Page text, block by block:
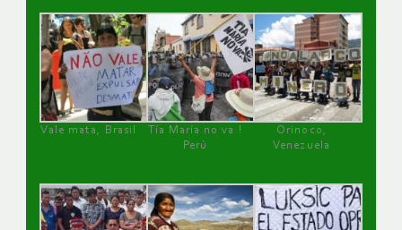
Vale mata, Brasil
Tía María no va !
Perú
Orinoco,
Venezuela